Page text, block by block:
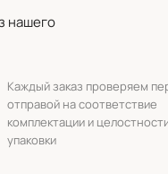
нашего
Каждый заказ проверяем
отправой на соответствие
комплектации и
упаковки